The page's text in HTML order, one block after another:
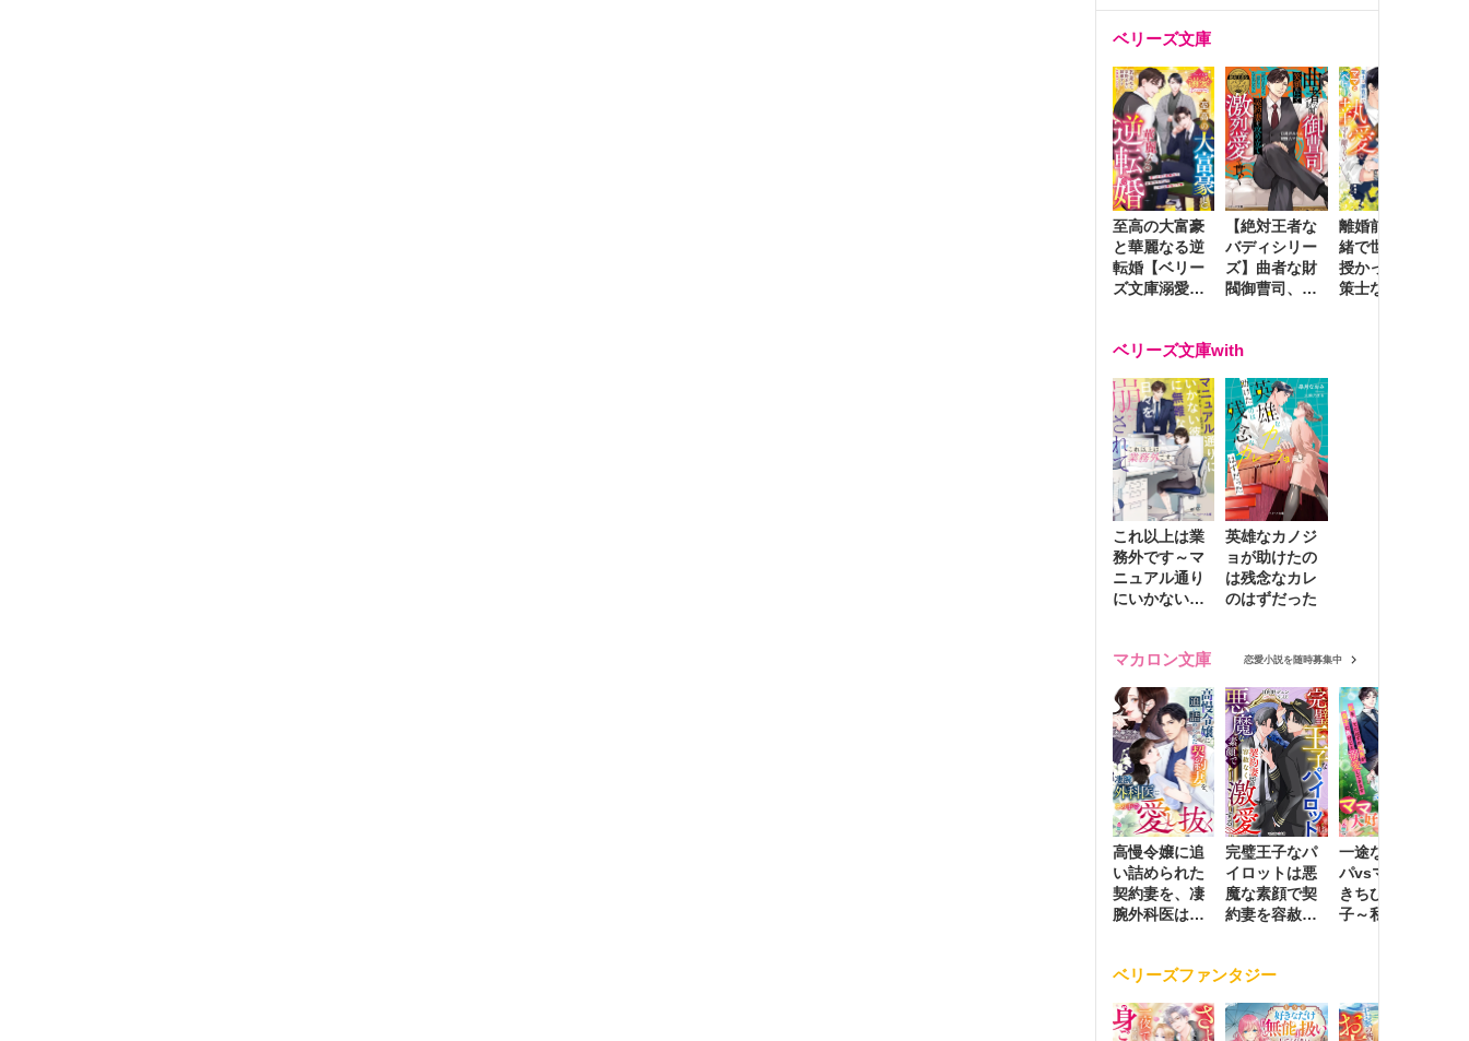
ベリーズ文庫
至高の大富豪
と華麗なる逆
転婚【ベリー
ズ文庫溺愛ア
【絶対王者な
バディシリー
ズ】曲者な財
閥御曹司、笑
激烈愛で貫く
離婚前夜に内
緒で世継ぎを
授かったら～
策士な御曹司
ベリーズ文庫with
これ以上は業
務外です～マ
ニュアル通り
にいかない彼
英雄なカノジ
ョが助けたの
は残念なカレ
のはずだった
マカロン文庫 恋愛小説を随時募集中
高慢令嬢に追
い詰められた
契約妻を、凄
腕外科医はこ
完璧王子なパ
イロットは悪
魔な素顔で契
約妻を容赦な
一途な社長パ
パvsママ大好
きちびっこ息
子～私を捨て
ベリーズファンタジー